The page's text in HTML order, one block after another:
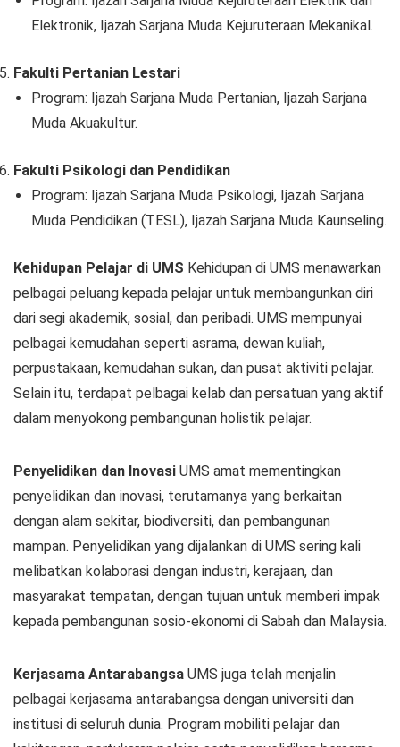
Elektronik, Ijazah Sarjana Muda Kejuruteraan Mekanikal.
Fakulti Pertanian Lestari
Program: Ijazah Sarjana Muda Pertanian, Ijazah Sarjana
Muda Akuakultur.
Fakulti Psikologi dan Pendidikan
Program: Ijazah Sarjana Muda Psikologi, Ijazah Sarjana
Muda Pendidikan (TESL), Ijazah Sarjana Muda Kaunseling.
Kehidupan Pelajar di UMS Kehidupan di UMS menawarkan
pelbagai peluang kepada pelajar untuk membangunkan diri
dari segi akademik, sosial, dan peribadi. UMS mempunyai
pelbagai kemudahan seperti asrama, dewan kuliah,
perpustakaan, kemudahan sukan, dan pusat aktiviti pelajar.
Selain itu, terdapat pelbagai kelab dan persatuan yang aktif
dalam menyokong pembangunan holistik pelajar.
Penyelidikan dan Inovasi UMS amat mementingkan
penyelidikan dan inovasi, terutamanya yang berkaitan
dengan alam sekitar, biodiversiti, dan pembangunan
mampan. Penyelidikan yang dijalankan di UMS sering kali
melibatkan kolaborasi dengan industri, kerajaan, dan
masyarakat tempatan, dengan tujuan untuk memberi impak
kepada pembangunan sosio-ekonomi di Sabah dan Malaysia.
Kerjasama Antarabangsa UMS juga telah menjalin
pelbagai kerjasama antarabangsa dengan universiti dan
institusi di seluruh dunia. Program mobiliti pelajar dan